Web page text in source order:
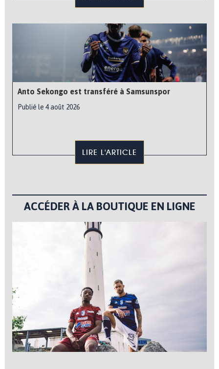
Anto Sekongo est transféré à Samsunspor
Publié le 4 août 2026
LIRE L'ARTICLE
ACCÉDER À LA BOUTIQUE EN LIGNE